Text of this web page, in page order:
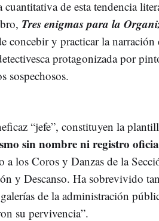
cuantitativa de esta tendencia
Tres enigmas para la
concebir y practicar la narración
protagonizada por
sospechosos.
“jefe”, constituyen la
sin nombre ni registro
a los Coros y Danzas de la
y Descanso. Ha sobrevivido
de la administración
su pervivencia”.